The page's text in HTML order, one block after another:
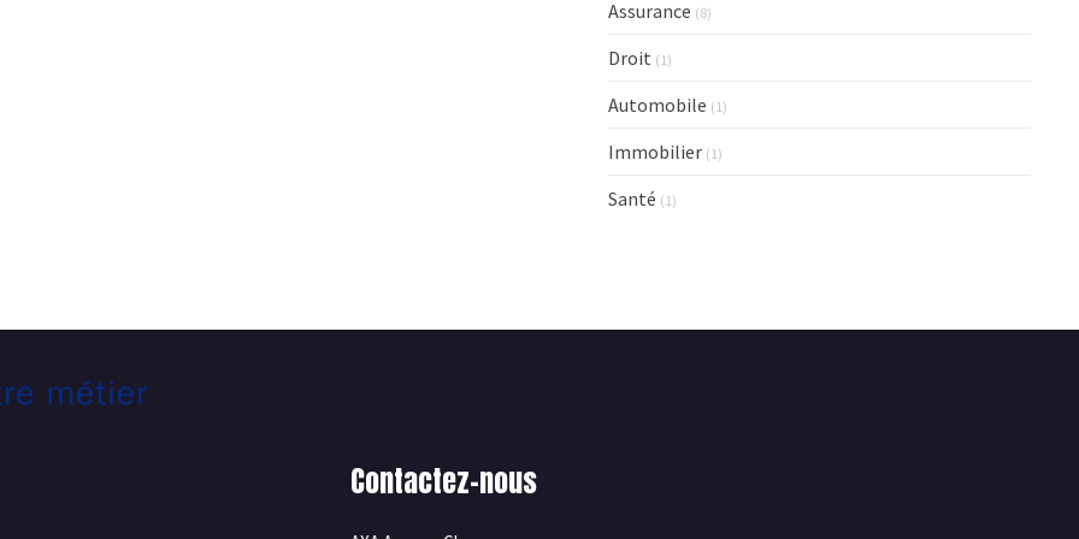
Assurance (8)
Droit (1)
Automobile (1)
Immobilier (1)
Santé (1)
Contactez-nous